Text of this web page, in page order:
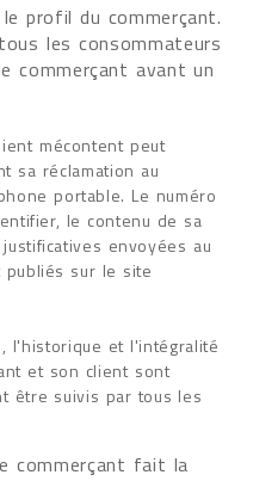
profil du commerçant.
les consommateurs
commerçant avant un
mécontent peut
sa réclamation au
portable. Le numéro
le contenu de sa
envoyées au
publiés sur le site
l'historique et l'intégralité
et son client sont
être suivis par tous les
commerçant fait la